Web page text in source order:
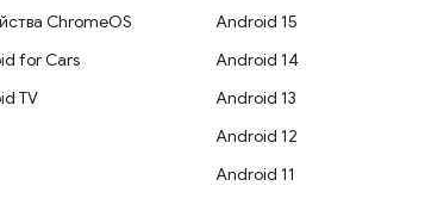
ChromeOS
for Cars
TV
Android 15
Android 14
Android 13
Android 12
Android 11